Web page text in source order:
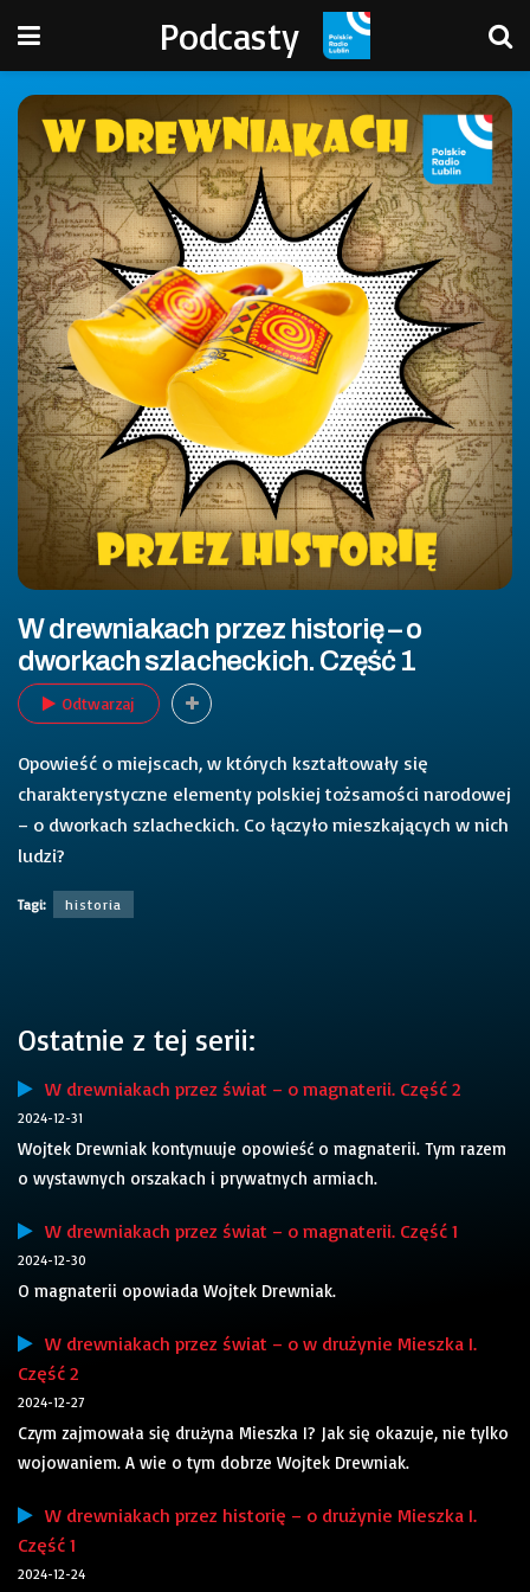
Podcasty
W drewniakach przez historię – o
dworkach szlacheckich. Część 1
Odtwarzaj
Opowieść o miejscach, w których kształtowały się
charakterystyczne elementy polskiej tożsamości narodowej
– o dworkach szlacheckich. Co łączyło mieszkających w nich
ludzi?
Tagi: historia
Ostatnie z tej serii:
W drewniakach przez świat – o magnaterii. Część 2
2024-12-31
Wojtek Drewniak kontynuuje opowieść o magnaterii. Tym razem
o wystawnych orszakach i prywatnych armiach.
W drewniakach przez świat – o magnaterii. Część 1
2024-12-30
O magnaterii opowiada Wojtek Drewniak.
W drewniakach przez świat – o w drużynie Mieszka I.
Część 2
2024-12-27
Czym zajmowała się drużyna Mieszka I? Jak się okazuje, nie tylko
wojowaniem. A wie o tym dobrze Wojtek Drewniak.
W drewniakach przez historię – o drużynie Mieszka I.
Część 1
2024-12-24